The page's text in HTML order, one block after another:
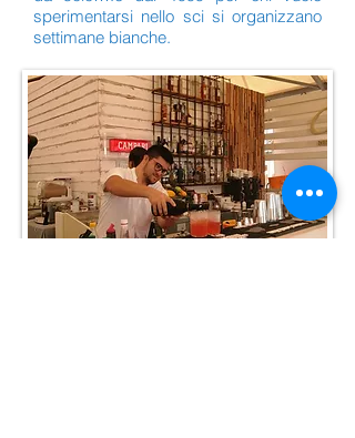
sperimentarsi nello sci si organizzano
settimane bianche.